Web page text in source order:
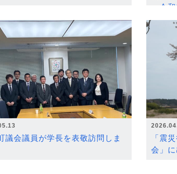
～令
議会議員が学長を表敬訪問しま
「震
会」